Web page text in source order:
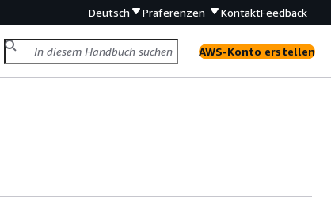
Deutsch Präferenzen KontaktFeedback
AWS-Konto erstellen